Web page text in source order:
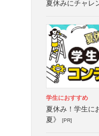
夏休みにチャレ
学生におすすめ
夏休み！学生に
夏》
[PR]